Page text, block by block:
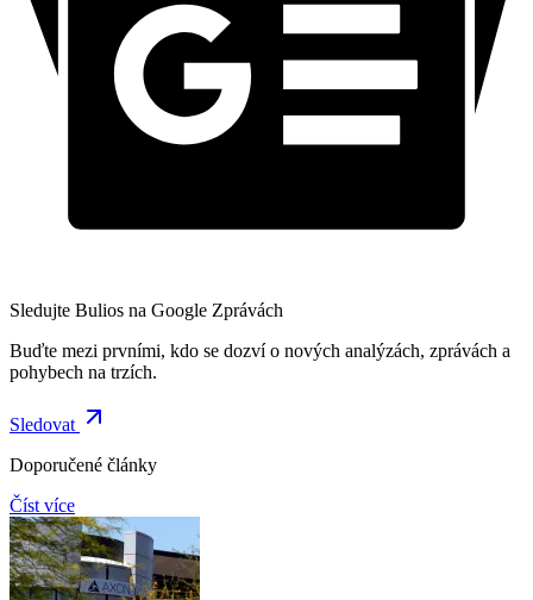
Sledujte Bulios na Google Zprávách
Buďte mezi prvními, kdo se dozví o nových analýzách, zprávách a
pohybech na trzích.
Sledovat
Doporučené články
Číst více